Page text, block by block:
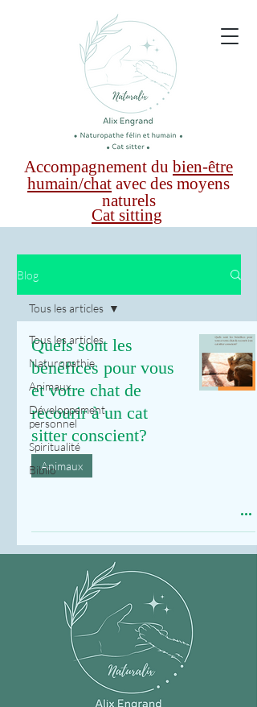
Accompagnement du bien-être
humain/chat avec des moyens
naturels
Cat sitting
Blog
Tous les articles
Naturopathie
Animaux
Développement
personnel
Spiritualité
Biblio
Tous les articles
Quels sont les
bénéfices pour vous
et votre chat de
recourir à un cat
sitter conscient?
Animaux